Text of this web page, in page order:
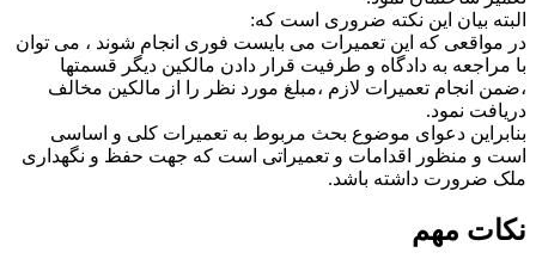
البته بیان این نکته ضروری است که:
در مواقعی که این تعمیرات می بایست فوری انجام شوند ، می توان
با مراجعه به دادگاه و طرفیت قرار دادن مالکین دیگر قسمتها
،ضمن انجام تعمیرات لازم ،مبلغ مورد نظر را از مالکین مخالف
دریافت نمود.
بنابراین دعوای موضوع بحث مربوط به تعمیرات کلی و اساسی
است و منظور اقدامات و تعمیراتی است که جهت حفظ و نگهداری
ملک ضرورت داشته باشد.
نکات مهم